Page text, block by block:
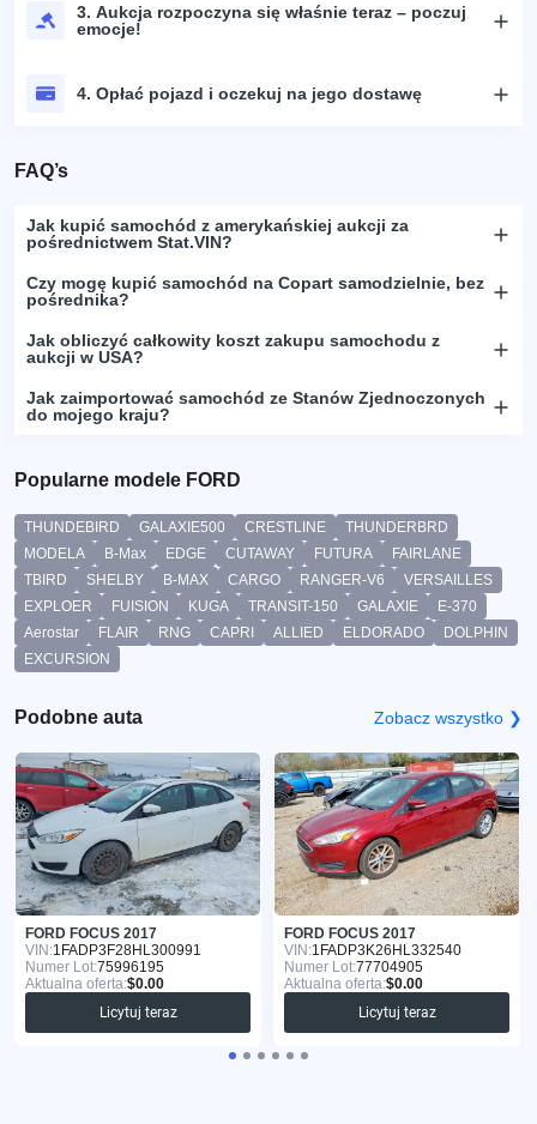
3. Aukcja rozpoczyna się właśnie teraz – poczuj
emocje!
4. Opłać pojazd i oczekuj na jego dostawę
FAQ’s
Jak kupić samochód z amerykańskiej aukcji za
pośrednictwem Stat.VIN?
Czy mogę kupić samochód na Copart samodzielnie, bez
pośrednika?
Jak obliczyć całkowity koszt zakupu samochodu z
aukcji w USA?
Jak zaimportować samochód ze Stanów Zjednoczonych
do mojego kraju?
Popularne modele FORD
THUNDEBIRD GALAXIE500 CRESTLINE
THUNDERBRD
MODELA
B-Max EDGE CUTAWAY FUTURA
FAIRLANE
TBIRD
SHELBY B-MAX CARGO RANGER-V6
VERSAILLES
EXPLOER
FUISION KUGA TRANSIT-150 GALAXIE
E-370
Aerostar
FLAIR RNG CAPRI ALLIED ELDORADO
DOLPHIN
EXCURSION
Podobne auta Zobacz wszystko ❯
FORD FOCUS 2017
VIN:1FADP3F28HL300991
Numer Lot:75996195
Aktualna oferta:$0.00
Licytuj teraz
FORD FOCUS 2017
VIN:1FADP3K26HL332540
Numer Lot:77704905
Aktualna oferta:$0.00
Licytuj teraz